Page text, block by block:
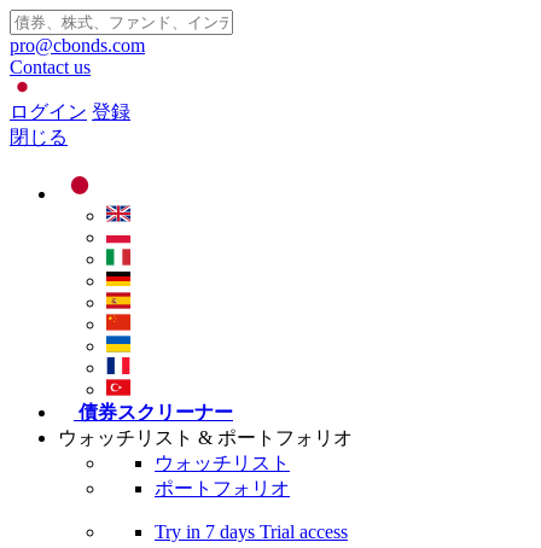
pro@cbonds.com
Contact us
ログイン 登録
閉じる
債券スクリーナー
ウォッチリスト & ポートフォリオ
ウォッチリスト
ポートフォリオ
Try in 7 days Trial access